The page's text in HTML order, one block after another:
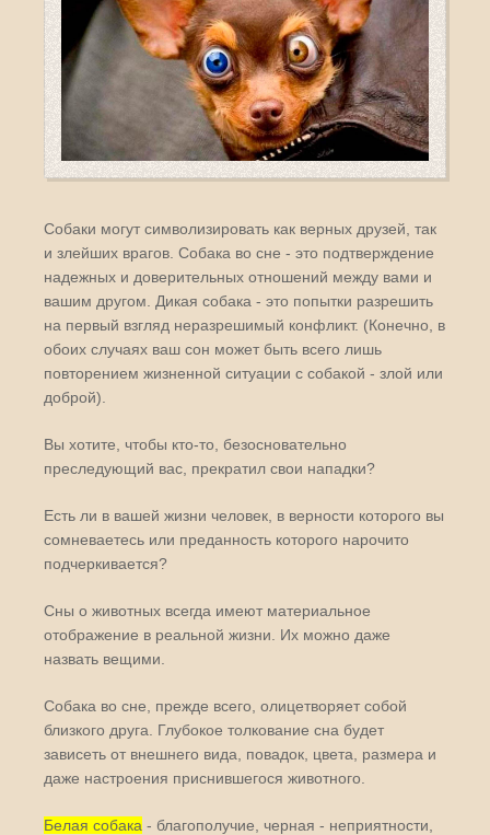
Собаки могут символизировать как верных друзей, так
и злейших врагов. Собака во сне - это подтверждение
надежных и доверительных отношений между вами и
вашим другом. Дикая собака - это попытки разрешить
на первый взгляд неразрешимый конфликт. (Конечно, в
обоих случаях ваш сон может быть всего лишь
повторением жизненной ситуации с собакой - злой или
доброй).
Вы хотите, чтобы кто-то, безосновательно
преследующий вас, прекратил свои нападки?
Есть ли в вашей жизни человек, в верности которого вы
сомневаетесь или преданность которого нарочито
подчеркивается?
Сны о животных всегда имеют материальное
отображение в реальной жизни. Их можно даже
назвать вещими.
Собака во сне, прежде всего, олицетворяет собой
близкого друга. Глубокое толкование сна будет
зависеть от внешнего вида, повадок, цвета, размера и
даже настроения приснившегося животного.
Белая собака - благополучие, черная - неприятности,